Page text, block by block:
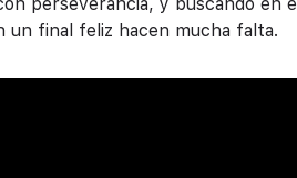
un final feliz hacen mucha falta.